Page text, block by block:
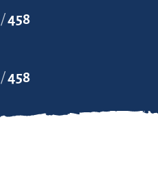
458
458